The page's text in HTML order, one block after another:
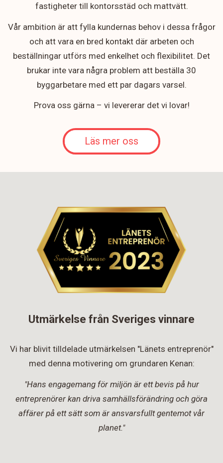
fastigheter till kontorsstäd och mattvätt.
Vår ambition är att fylla kundernas behov i dessa frågor
och att vara en bred kontakt där arbeten och
beställningar utförs med enkelhet och flexibilitet. Det
brukar inte vara några problem att beställa 30
byggarbetare med ett par dagars varsel.
Prova oss gärna – vi levererar det vi lovar!
Läs mer oss
Utmärkelse från Sveriges vinnare
Vi har blivit tilldelade utmärkelsen "Länets entreprenör"
med denna motivering om grundaren Kenan:
"Hans engagemang för miljön är ett bevis på hur
entreprenörer kan driva samhällsförändring och göra
affärer på ett sätt som är ansvarsfullt gentemot vår
planet."